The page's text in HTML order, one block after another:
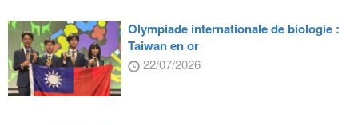
Olympiade internationale de biologie :
Taiwan en or
22/07/2026